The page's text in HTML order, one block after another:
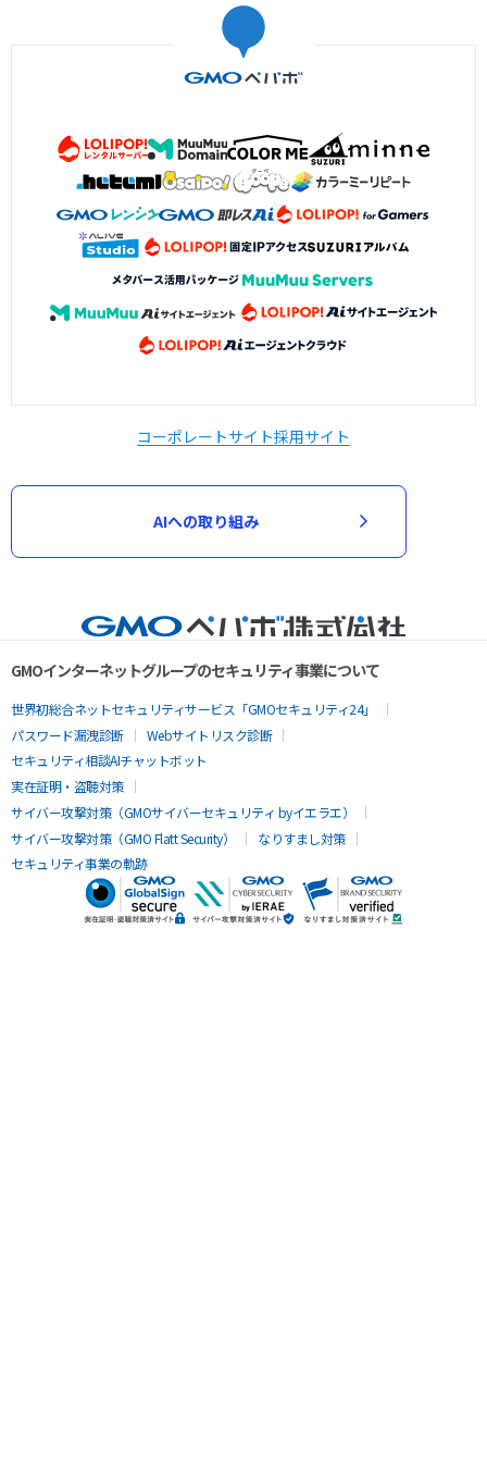
コーポレートサイト採用サイト
AIへの取り組み
GMOインターネットグループのセキュリティ事業について
世界初総合ネットセキュリティサービス「GMOセキュリティ24」
パスワード漏洩診断
Webサイトリスク診断
セキュリティ相談AIチャットボット
実在証明・盗聴対策
サイバー攻撃対策（GMOサイバーセキュリティ byイエラエ）
サイバー攻撃対策（GMO Flatt Security）
なりすまし対策
セキュリティ事業の軌跡